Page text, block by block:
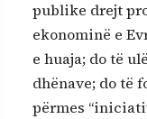
publike drejt
ekonominë e
e huaja; do të
dhënave; do të
përmes